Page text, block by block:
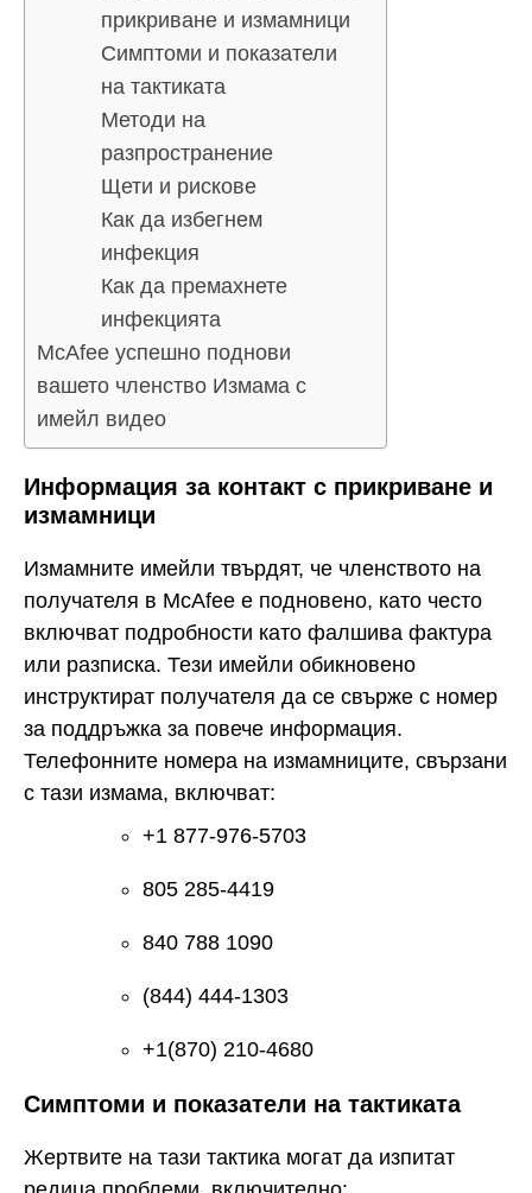
прикриване и измамници
Симптоми и показатели
на тактиката
Методи на
разпространение
Щети и рискове
Как да избегнем
инфекция
Как да премахнете
инфекцията
McAfee успешно поднови
вашето членство Измама с
имейл видео
Информация за контакт с прикриване и
измамници
Измамните имейли твърдят, че членството на
получателя в McAfee е подновено, като често
включват подробности като фалшива фактура
или разписка. Тези имейли обикновено
инструктират получателя да се свърже с номер
за поддръжка за повече информация.
Телефонните номера на измамниците, свързани
с тази измама, включват:
+1 877-976-5703
805 285-4419
840 788 1090
(844) 444-1303
+1(870) 210-4680
Симптоми и показатели на тактиката
Жертвите на тази тактика могат да изпитат